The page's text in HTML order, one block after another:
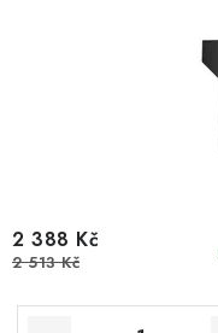
2 388 Kč
2 513 Kč